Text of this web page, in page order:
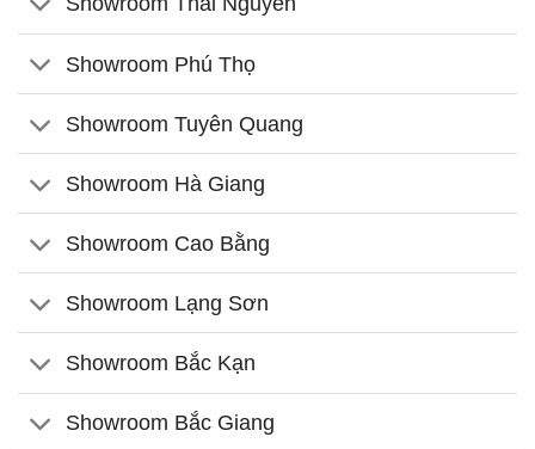
Showroom Phú Thọ
Showroom Tuyên Quang
Showroom Hà Giang
Showroom Cao Bằng
Showroom Lạng Sơn
Showroom Bắc Kạn
Showroom Bắc Giang